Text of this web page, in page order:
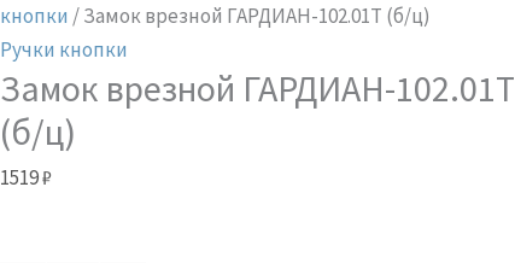
кнопки / Замок врезной ГАРДИАН-102.01Т (б/ц)
Ручки кнопки
Замок врезной ГАРДИАН-102.01Т
(б/ц)
1519₽